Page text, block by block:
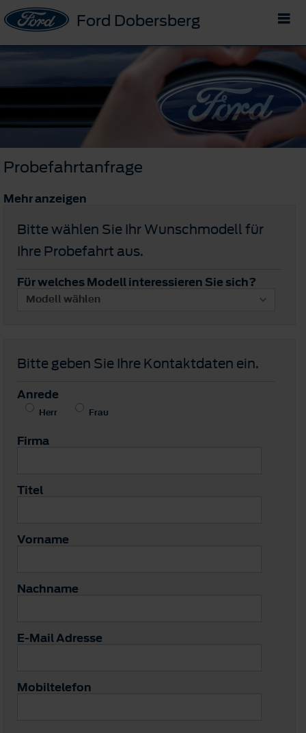
Ford Dobersberg
Probefahrtanfrage
Mehr anzeigen
Bitte wählen Sie Ihr Wunschmodell für
Ihre Probefahrt aus.
Für welches Modell interessieren Sie sich?
Bitte geben Sie Ihre Kontaktdaten ein.
Anrede
Herr Frau
Firma
Titel
Vorname
Nachname
E-Mail Adresse
Mobiltelefon